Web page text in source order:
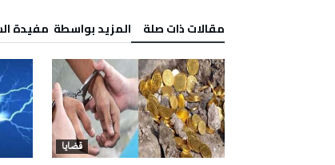
‫مقالات ذات صلة‬ ‫‫المزيد بواسطة‬ ‬ مفيدة
قضايا